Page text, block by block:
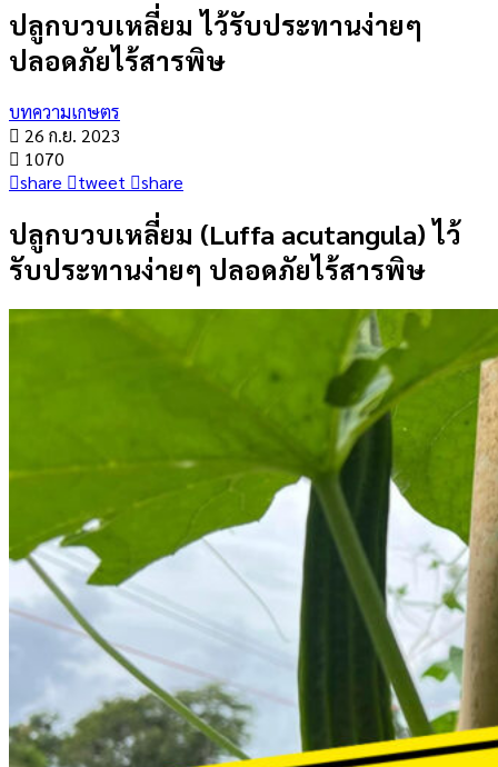
ปลูกบวบเหลี่ยม ไว้รับประทานง่ายๆ
ปลอดภัยไร้สารพิษ
บทความเกษตร
26 ก.ย. 2023
1070
share
tweet share
ปลูกบวบเหลี่ยม (Luffa acutangula) ไว้
รับประทานง่ายๆ ปลอดภัยไร้สารพิษ